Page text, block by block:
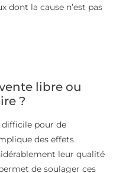
dont la cause n’est pas
libre ou
?
difficile pour de
des effets
leur qualité
de soulager ces